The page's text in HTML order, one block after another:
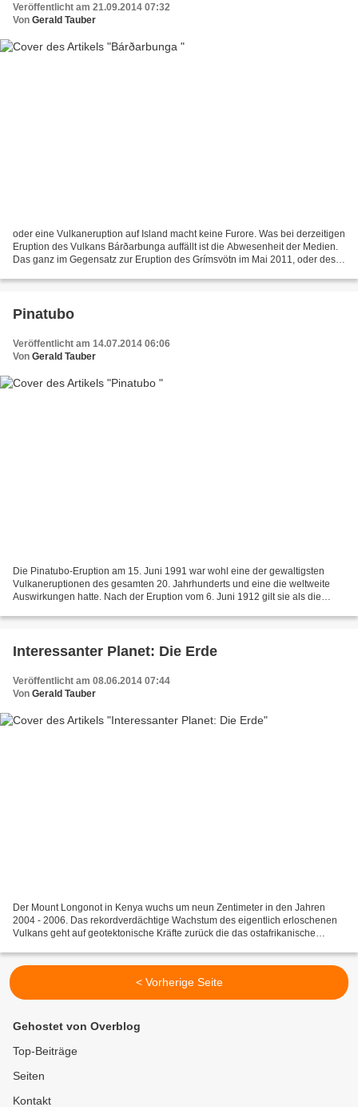
Veröffentlicht am 21.09.2014 07:32
Von Gerald Tauber
oder eine Vulkaneruption auf Island macht keine Furore. Was bei derzeitigen
Eruption des Vulkans Bárðarbunga auffällt ist die Abwesenheit der Medien.
Das ganz im Gegensatz zur Eruption des Grímsvötn im Mai 2011, oder des
Pinatubo
Veröffentlicht am 14.07.2014 06:06
Von Gerald Tauber
Die Pinatubo-Eruption am 15. Juni 1991 war wohl eine der gewaltigsten
Vulkaneruptionen des gesamten 20. Jahrhunderts und eine die weltweite
Auswirkungen hatte. Nach der Eruption vom 6. Juni 1912 gilt sie als die
Interessanter Planet: Die Erde
Veröffentlicht am 08.06.2014 07:44
Von Gerald Tauber
Der Mount Longonot in Kenya wuchs um neun Zentimeter in den Jahren
2004 - 2006. Das rekordverdächtige Wachstum des eigentlich erloschenen
Vulkans geht auf geotektonische Kräfte zurück die das ostafrikanische
< Vorherige Seite
Gehostet von Overblog
Top-Beiträge
Seiten
Kontakt